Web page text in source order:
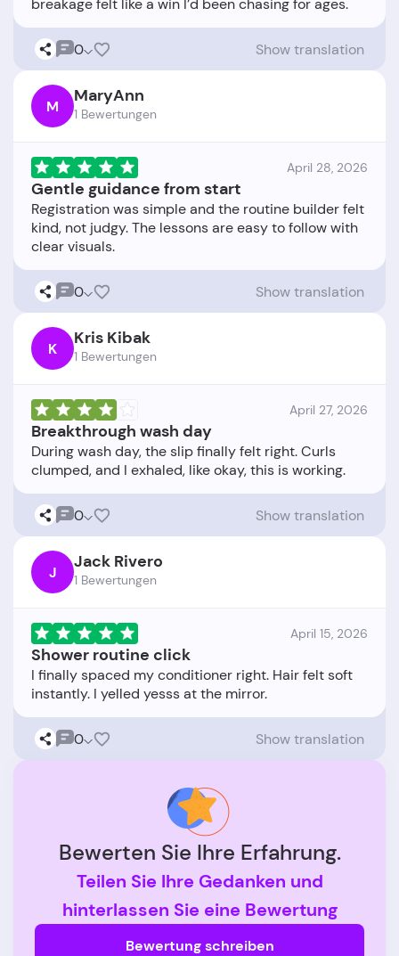
0 Show translation
M MaryAnn
1 Bewertungen
April 28, 2026
Gentle guidance from start
Registration was simple and the routine builder felt
kind, not judgy. The lessons are easy to follow with
0 Show translation
K Kris Kibak
1 Bewertungen
April 27, 2026
Breakthrough wash day
During wash day, the slip finally felt right. Curls
0 Show translation
J Jack Rivero
1 Bewertungen
April 15, 2026
Shower routine click
I finally spaced my conditioner right. Hair felt soft
0 Show translation
Bewerten Sie Ihre Erfahrung.
Teilen Sie Ihre Gedanken und
hinterlassen Sie eine Bewertung
Bewertung schreiben